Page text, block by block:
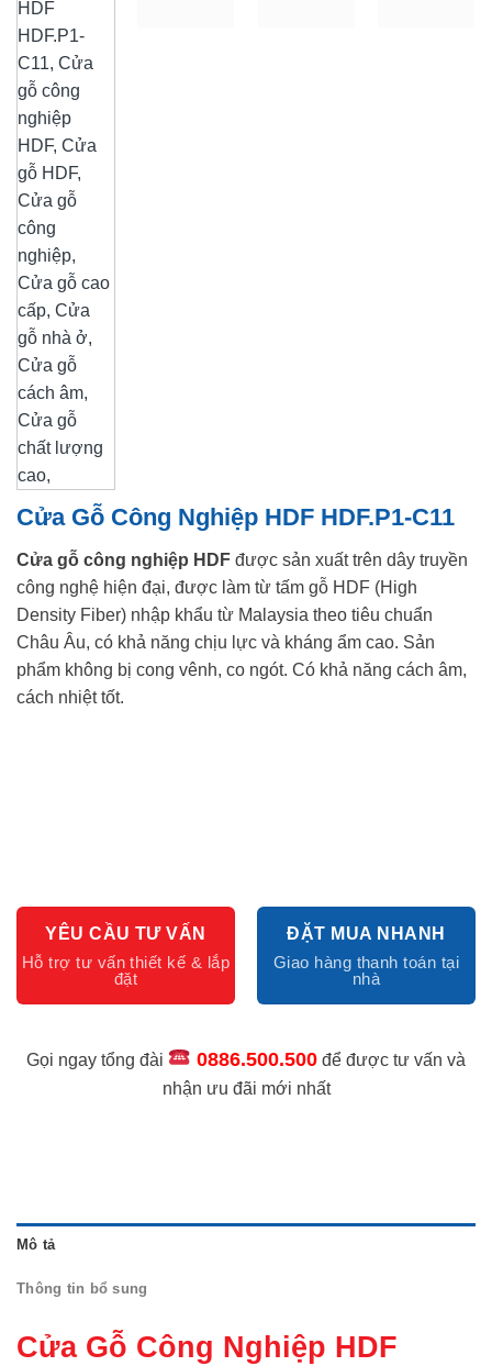
Cửa Gỗ Công Nghiệp HDF HDF.P1-C11
Cửa gỗ công nghiệp HDF được sản xuất trên dây truyền
công nghệ hiện đại, được làm từ tấm gỗ HDF (High
Density Fiber) nhập khẩu từ Malaysia theo tiêu chuẩn
Châu Âu, có khả năng chịu lực và kháng ẩm cao. Sản
phẩm không bị cong vênh, co ngót. Có khả năng cách âm,
cách nhiệt tốt.
YÊU CẦU TƯ VẤN ĐẶT MUA NHANH
Gọi ngay tổng đài 0886.500.500để được tư vấn và
nhận ưu đãi mới nhất
Mô tả
Thông tin bổ sung
Cửa Gỗ Công Nghiệp HDF